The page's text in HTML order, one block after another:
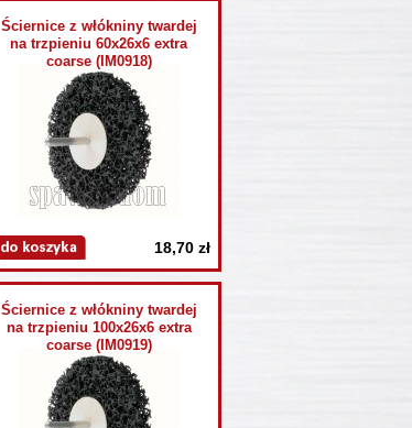
Ściernice z włókniny twardej
na trzpieniu 60x26x6 extra
coarse (IM0918)
18,70 zł
Ściernice z włókniny twardej
na trzpieniu 100x26x6 extra
coarse (IM0919)